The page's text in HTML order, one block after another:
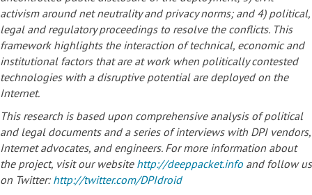
activism around net neutrality and privacy norms; and 4) political,
legal and regulatory proceedings to resolve the conflicts. This
framework highlights the interaction of technical, economic and
institutional factors that are at work when politically contested
technologies with a disruptive potential are deployed on the
Internet.
This research is based upon comprehensive analysis of political
and legal documents and a series of interviews with DPI vendors,
Internet advocates, and engineers. For more information about
the project, visit our website http://deeppacket.info and follow us
on Twitter: http://twitter.com/DPIdroid